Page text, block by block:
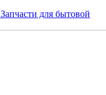
Запчасти для бытовой